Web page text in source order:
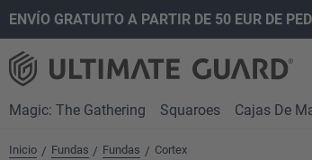
Saltar a la navegación principal
ENVÍO GRATUITO A PARTIR DE 50 EUR DE
Magic: The Gathering Squaroes Cajas De
Inicio / Fundas / Fundas / Cortex